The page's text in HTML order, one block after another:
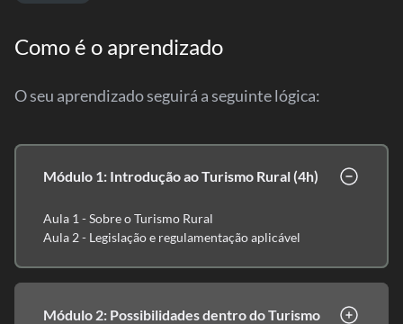
Como é o aprendizado
O seu aprendizado seguirá a seguinte lógica:
Módulo 1: Introdução ao Turismo Rural (4h)
Aula 1 - Sobre o Turismo Rural
Aula 2 - Legislação e regulamentação aplicável
Módulo 2: Possibilidades dentro do Turismo